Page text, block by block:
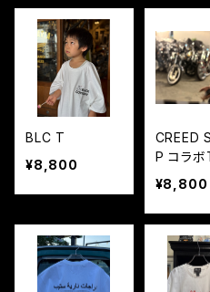
BLC T
¥8,800
CREED
P コラボ
¥8,800